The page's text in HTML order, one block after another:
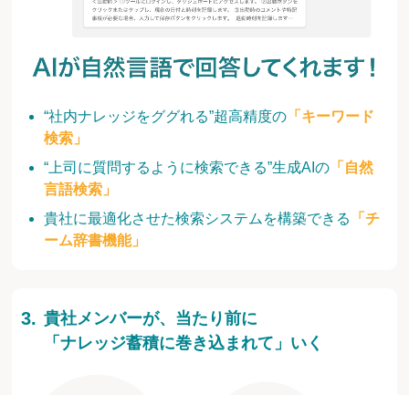
“社内ナレッジをググれる”超高精度の 「キーワード
検索」
“上司に質問するように検索できる”生成AIの 「自然
言語検索」
貴社に最適化させた検索システムを構築できる
「チ
ーム辞書機能」
貴社メンバーが、当たり前に
「ナレッジ蓄積に巻き込まれて」いく